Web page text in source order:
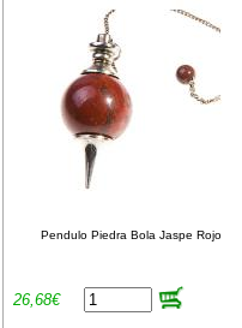
Pendulo Piedra Bola Jaspe Rojo
26,68€